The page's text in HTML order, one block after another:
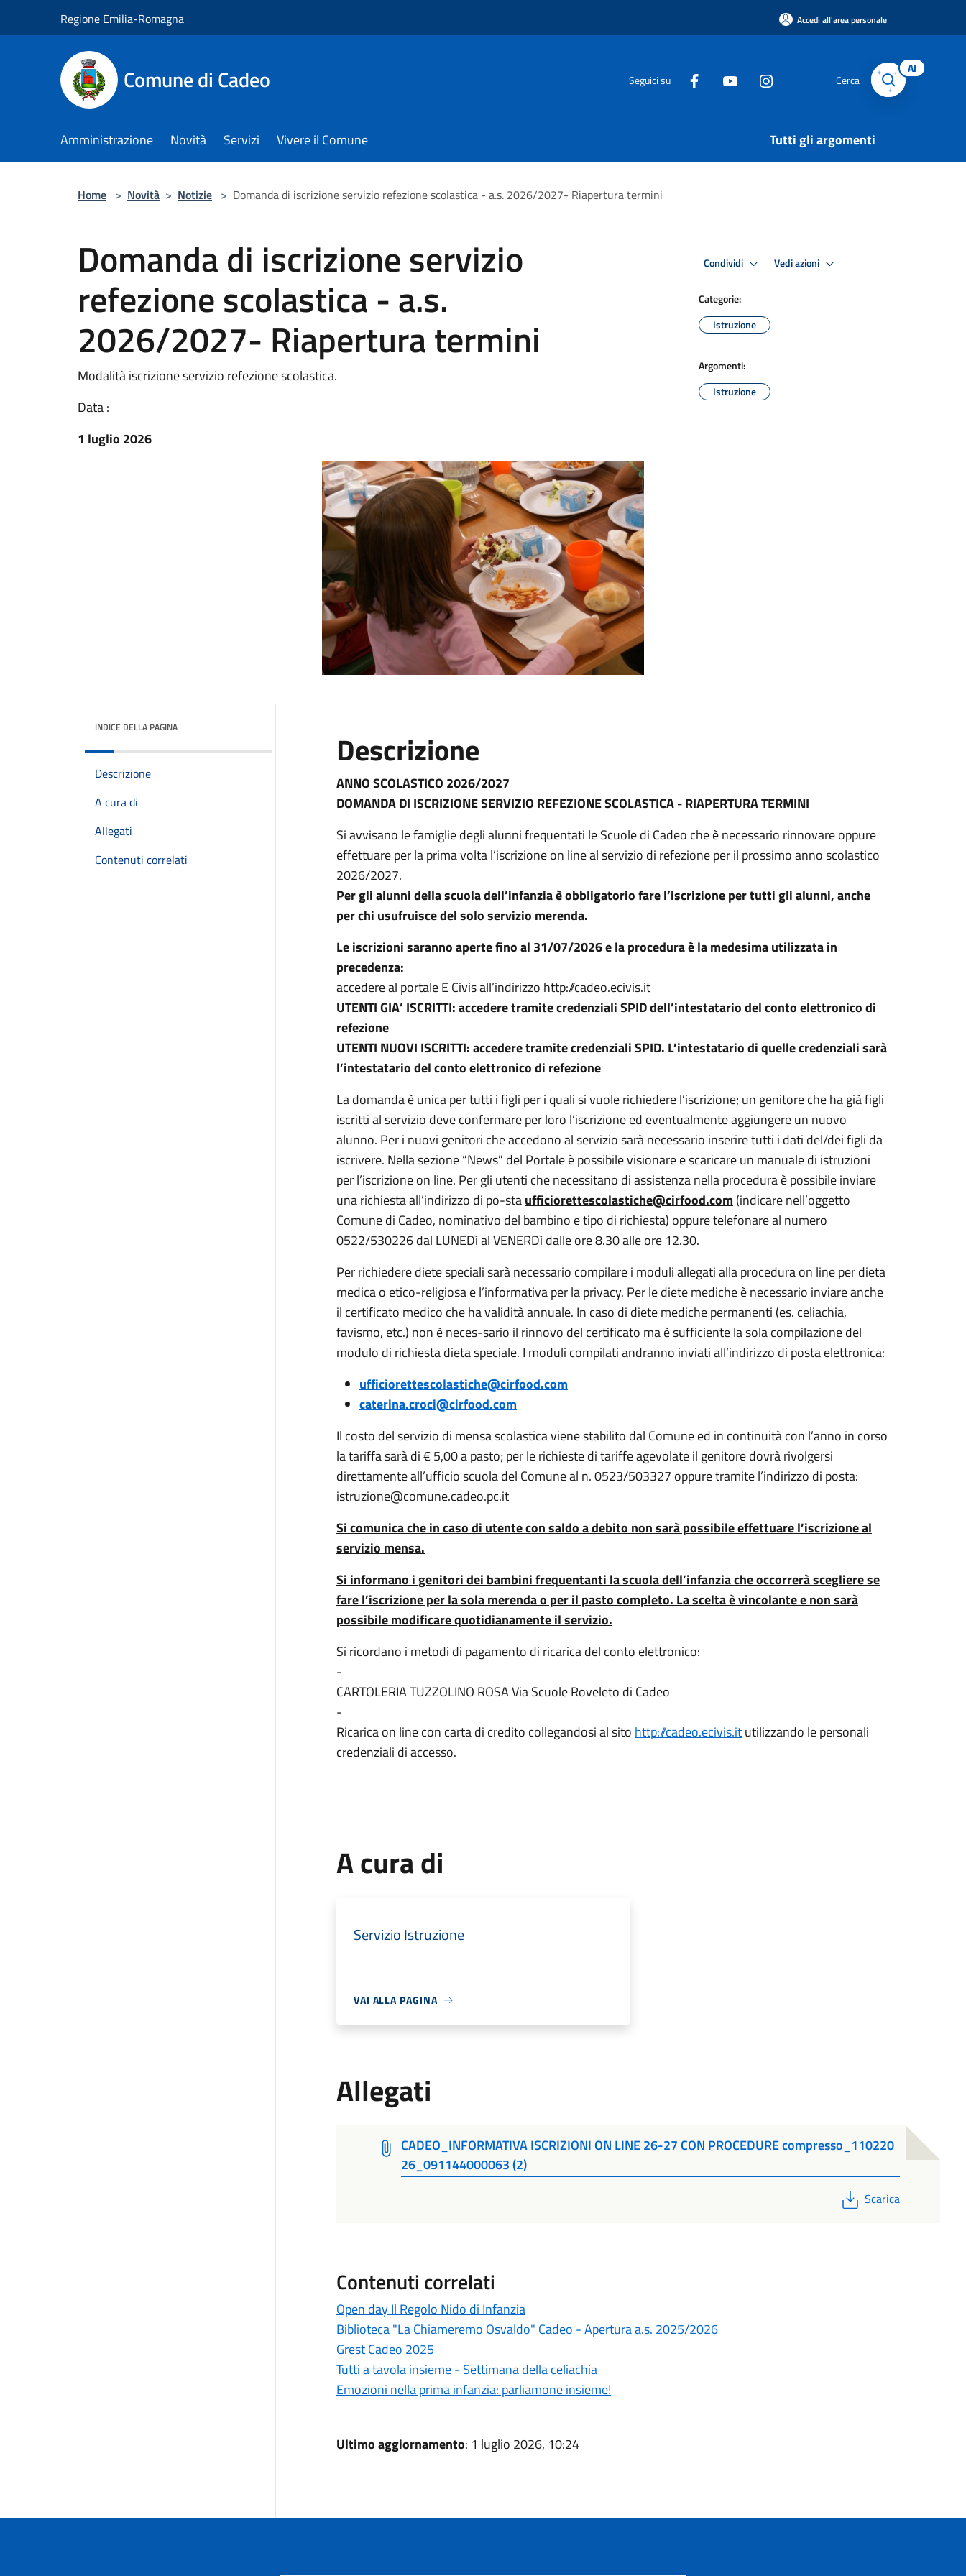
Regione Emilia-Romagna Accedi all'area personale
Comune di Cadeo Seguici su Cerca
AI
Amministrazione Novità Servizi Vivere il Comune Tutti gli argomenti
Home > Novità > Notizie > Domanda di iscrizione servizio refezione scolastica - a.s. 2026/2027- Riapertura termini
Domanda di iscrizione servizio
refezione scolastica - a.s.
2026/2027- Riapertura termini
Modalità iscrizione servizio refezione scolastica.
Data :
1 luglio 2026
Condividi Vedi azioni
Categorie:
Istruzione
Argomenti:
Istruzione
INDICE DELLA PAGINA
Descrizione
A cura di
Allegati
Contenuti correlati
Descrizione
ANNO SCOLASTICO 2026/2027
DOMANDA DI ISCRIZIONE SERVIZIO REFEZIONE SCOLASTICA - RIAPERTURA TERMINI
Si avvisano le famiglie degli alunni frequentati le Scuole di Cadeo che è necessario rinnovare oppure
effettuare per la prima volta l’iscrizione on line al servizio di refezione per il prossimo anno scolastico
2026/2027.
Per gli alunni della scuola dell’infanzia è obbligatorio fare l’iscrizione per tutti gli alunni, anche
per chi usufruisce del solo servizio merenda.
Le iscrizioni saranno aperte fino al 31/07/2026 e la procedura è la medesima utilizzata in
precedenza:
accedere al portale E Civis all’indirizzo http://cadeo.ecivis.it
UTENTI GIA’ ISCRITTI:accedere tramite credenziali SPID dell’intestatario del conto elettronico di
refezione
UTENTI NUOVI ISCRITTI: accedere tramite credenziali SPID. L’intestatario di quelle credenziali sarà
l’intestatario del conto elettronico di refezione
La domanda è unica per tutti i figli per i quali si vuole richiedere l’iscrizione; un genitore che ha già figli
iscritti al servizio deve confermare per loro l’iscrizione ed eventualmente aggiungere un nuovo
alunno. Per i nuovi genitori che accedono al servizio sarà necessario inserire tutti i dati del/dei figli da
iscrivere. Nella sezione “News” del Portale è possibile visionare e scaricare un manuale di istruzioni
per l’iscrizione on line. Per gli utenti che necessitano di assistenza nella procedura è possibile inviare
una richiesta all’indirizzo di po-staufficiorettescolastiche@cirfood.com (indicare nell’oggetto
Comune di Cadeo, nominativo del bambino e tipo di richiesta) oppure telefonare al numero
0522/530226 dal LUNEDì al VENERDì dalle ore 8.30 alle ore 12.30.
Per richiedere diete speciali sarà necessario compilare i moduli allegati alla procedura on line per dieta
medica o etico-religiosa e l’informativa per la privacy. Per le diete mediche è necessario inviare anche
il certificato medico che ha validità annuale. In caso di diete mediche permanenti (es. celiachia,
favismo, etc.) non è neces-sario il rinnovo del certificato ma è sufficiente la sola compilazione del
modulo di richiesta dieta speciale. I moduli compilati andranno inviati all’indirizzo di posta elettronica:
ufficiorettescolastiche@cirfood.com
caterina.croci@cirfood.com
Il costo del servizio di mensa scolastica viene stabilito dal Comune ed in continuità con l’anno in corso
la tariffa sarà di € 5,00 a pasto; per le richieste di tariffe agevolate il genitore dovrà rivolgersi
direttamente all’ufficio scuola del Comune al n. 0523/503327 oppure tramite l’indirizzo di posta:
istruzione@comune.cadeo.pc.it
Si comunica che in caso di utente con saldo a debito non sarà possibile effettuare l’iscrizione al
servizio mensa.
Si informano i genitori dei bambini frequentanti la scuola dell’infanzia che occorrerà scegliere se
fare l’iscrizione per la sola merenda o per il pasto completo. La scelta è vincolante e non sarà
possibile modificare quotidianamente il servizio.
Si ricordano i metodi di pagamento di ricarica del conto elettronico:
-
CARTOLERIA TUZZOLINO ROSA Via Scuole Roveleto di Cadeo
-
Ricarica on line con carta di credito collegandosi al sito http://cadeo.ecivis.itutilizzando le personali
credenziali di accesso.
A cura di
Servizio Istruzione
VAI ALLA PAGINA
Allegati
CADEO_INFORMATIVA ISCRIZIONI ON LINE 26-27 CON PROCEDURE compresso_110220
26_091144000063 (2)
PDF
Scarica
Contenuti correlati
Open day Il Regolo Nido di Infanzia
Biblioteca "La Chiameremo Osvaldo" Cadeo - Apertura a.s. 2025/2026
Grest Cadeo 2025
Tutti a tavola insieme - Settimana della celiachia
Emozioni nella prima infanzia: parliamone insieme!
Ultimo aggiornamento: 1 luglio 2026, 10:24